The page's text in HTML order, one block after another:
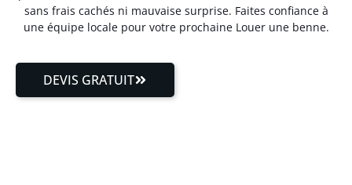
sans frais cachés ni mauvaise surprise. Faites confiance à
une équipe locale pour votre prochaine Louer une benne.
DEVIS GRATUIT